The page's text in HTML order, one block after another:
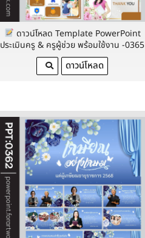
ดาวน์โหลด Template PowerPoint
ประเมินครู & ครูผู้ช่วย พร้อมใช้งาน -0365
ดาวน์โหลด